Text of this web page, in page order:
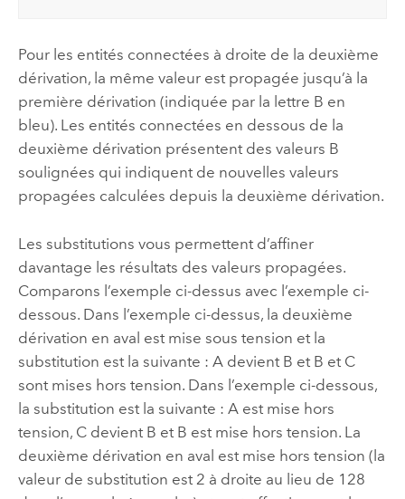
Pour les entités connectées à droite de la deuxième
dérivation, la même valeur est propagée jusqu’à la
première dérivation (indiquée par la lettre B en
bleu). Les entités connectées en dessous de la
deuxième dérivation présentent des valeurs B
soulignées qui indiquent de nouvelles valeurs
propagées calculées depuis la deuxième dérivation.
Les substitutions vous permettent d’affiner
davantage les résultats des valeurs propagées.
Comparons l’exemple ci-dessus avec l’exemple ci-
dessous. Dans l’exemple ci-dessus, la deuxième
dérivation en aval est mise sous tension et la
substitution est la suivante : A devient B et B et C
sont mises hors tension. Dans l’exemple ci-dessous,
la substitution est la suivante : A est mise hors
tension, C devient B et B est mise hors tension. La
deuxième dérivation en aval est mise hors tension (la
valeur de substitution est 2 à droite au lieu de 128